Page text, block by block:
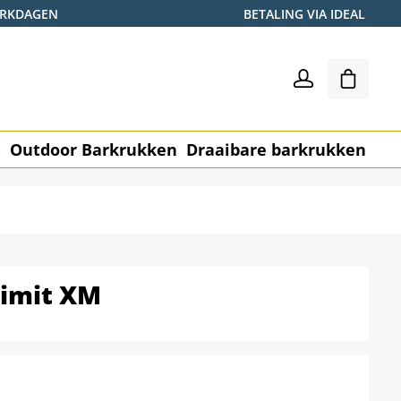
BETALING VIA IDEAL
Outdoor Barkrukken Draaibare barkrukken
XM